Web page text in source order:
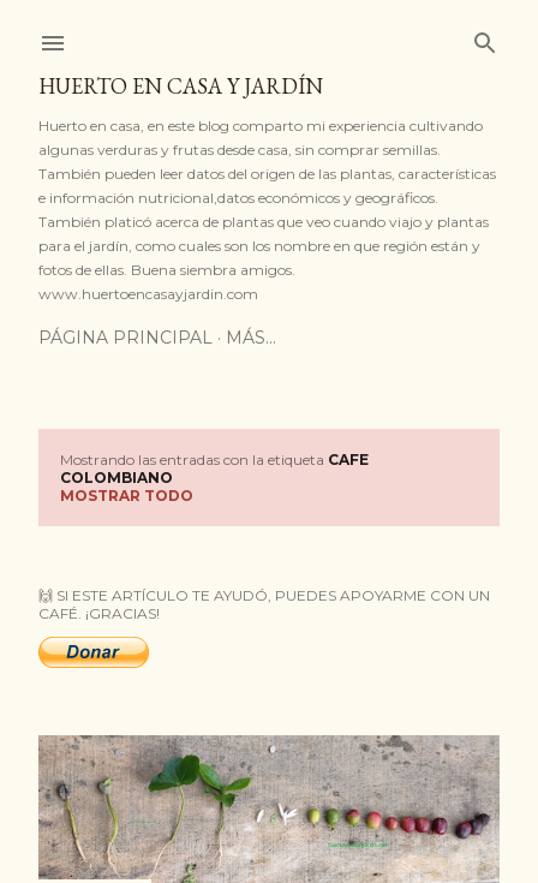
HUERTO EN CASA Y JARDÍN
Huerto en casa, en este blog comparto mi experiencia cultivando
algunas verduras y frutas desde casa, sin comprar semillas.
También pueden leer datos del origen de las plantas, características
e información nutricional,datos económicos y geográficos.
También platicó acerca de plantas que veo cuando viajo y plantas
para el jardín, como cuales son los nombre en que región están y
fotos de ellas. Buena siembra amigos.
www.huertoencasayjardin.com
PÁGINA PRINCIPAL MÁS…
n
t
r
a
a
s
Mostrando las entradas con la etiqueta CAFE
COLOMBIANO
MOSTRAR TODO
🙌 SI ESTE ARTÍCULO TE AYUDÓ, PUEDES APOYARME CON UN
CAFÉ. ¡GRACIAS!